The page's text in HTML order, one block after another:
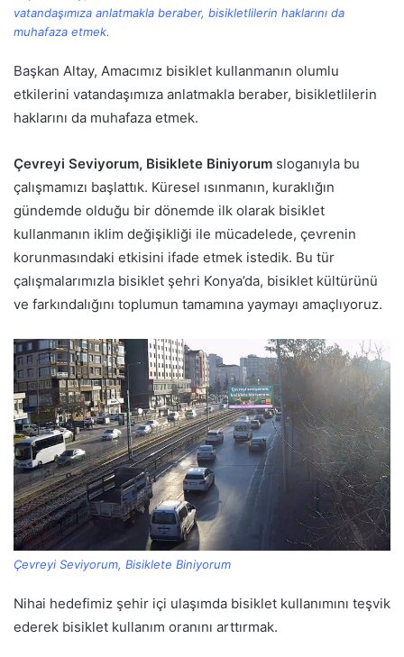
vatandaşımıza anlatmakla beraber, bisikletlilerin haklarını da
muhafaza etmek.
Başkan Altay, Amacımız bisiklet kullanmanın olumlu
etkilerini vatandaşımıza anlatmakla beraber, bisikletlilerin
haklarını da muhafaza etmek.
Çevreyi Seviyorum, Bisiklete Biniyorum sloganıyla bu
çalışmamızı başlattık. Küresel ısınmanın, kuraklığın
gündemde olduğu bir dönemde ilk olarak bisiklet
kullanmanın iklim değişikliği ile mücadelede, çevrenin
korunmasındaki etkisini ifade etmek istedik. Bu tür
çalışmalarımızla bisiklet şehri Konya’da, bisiklet kültürünü
ve farkındalığını toplumun tamamına yaymayı amaçlıyoruz.
Çevreyi Seviyorum, Bisiklete Biniyorum
Nihai hedefimiz şehir içi ulaşımda bisiklet kullanımını teşvik
ederek bisiklet kullanım oranını arttırmak.